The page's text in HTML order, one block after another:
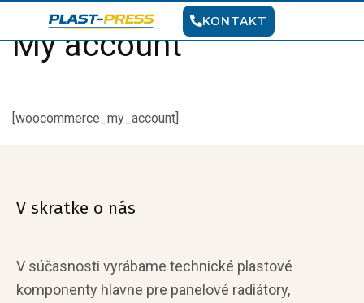
KONTAKT
My account
[woocommerce_my_account]
V skratke o nás
V súčasnosti vyrábame technické plastové
komponenty hlavne pre panelové radiátory,